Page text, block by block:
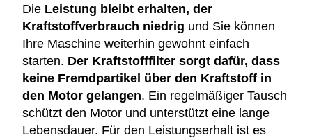
Die Leistung bleibt erhalten, der
Kraftstoffverbrauch niedrig und Sie können
Ihre Maschine weiterhin gewohnt einfach
starten. Der Kraftstofffilter sorgt dafür, dass
keine Fremdpartikel über den Kraftstoff in
den Motor gelangen. Ein regelmäßiger Tausch
schützt den Motor und unterstützt eine lange
Lebensdauer. Für den Leistungserhalt ist es